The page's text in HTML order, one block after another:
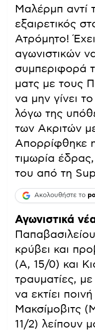
Μαλέρμπ αντί
εξαιρετικός
Ατρόμητο!
αγωνιστικών
συμπεριφορά
ματς με τους
να μην γίνει
λόγω της
των Ακριτών
Απορρίφθηκε
τιμωρία
του από τη
Ακολουθήστε το
Αγωνιστικά
κρύβει και
(Α, 15/0) και
τραυματίες,
να εκτίει
Μακσίμοβιτς
11/2) λείπουν